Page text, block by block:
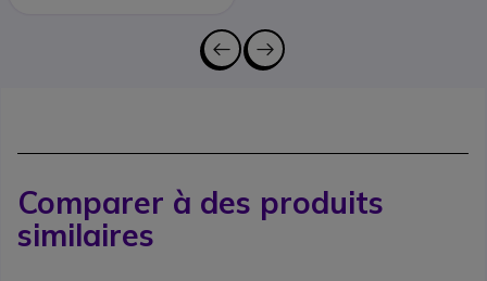
Comparer à des produits
similaires